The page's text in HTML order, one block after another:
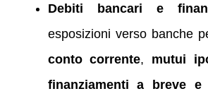
Debiti bancari e
esposizioni verso banche
conto corrente, mutui
finanziamenti a breve e